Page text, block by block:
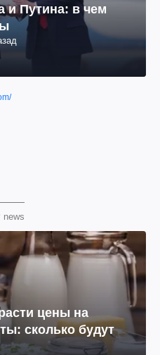
и Путина: в чем
news
цены на
сколько будут